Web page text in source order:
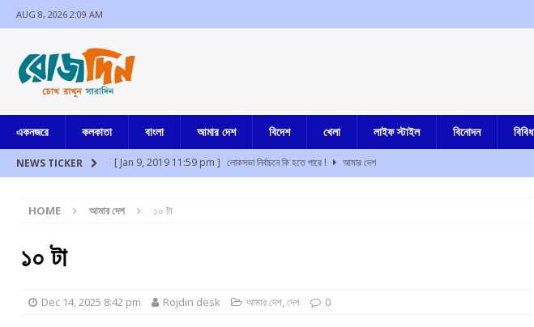
AUG 8, 2026 2:09 AM
একনজরে কলকাতা বাংলা আমার দেশ বিদেশ খেলা লাইফ স্টাইল বিনোদন বিবিধ
NEWS TICKER [ Jan 9, 2019 11:59 pm ] লোকসভা নির্বাচনে কি হতে পারে !
আমার দেশ
[ Aug 8, 2026 12:54 am ]
[ Aug 7, 2026 10:28 pm ]
১২ আগস্ট কংগ্রেসের কলকাতা পুরসভা ঘেরাও কর্মসূচির ডাক
HOME আমার দেশ ১০ টা
১০ টা
Dec 14, 2025 8:42 pm Rojdin desk আমার দেশ,দেশ 0